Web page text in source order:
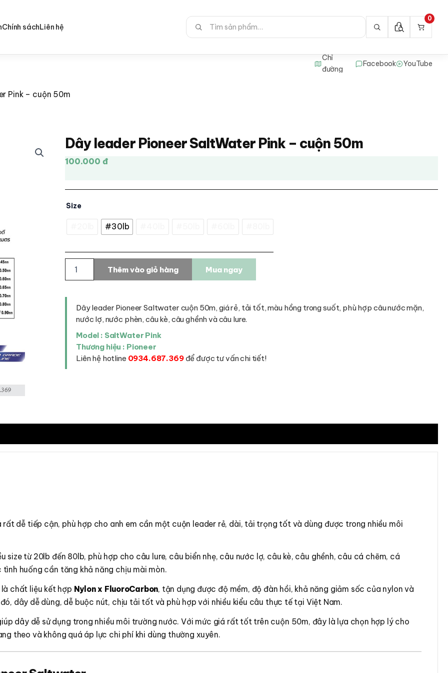
Chỉ
đường
Facebook YouTube
Chính sáchLiên hệ
Tìm
kiếm:
0
Pink – cuộn 50m
Dây leader Pioneer SaltWater Pink – cuộn 50m
100.000 đ
Size
#30lb
leader
Pioneer
Pink
cuộn
50m
Thêm vào giỏ hàng Mua ngay
Dây leader Pioneer Saltwater cuộn 50m, giá rẻ, tải tốt, màu hồng trong suốt, phù hợp câu nước mặn,
nước lợ, nước phèn, câu kè, câu ghềnh và câu lure.
Model : SaltWater Pink
Thương hiệu : Pioneer
Liên hệ hotline 0934.687.369để được tư vấn chi tiết!
dễ tiếp cận, phù hợp cho anh em cần một cuộn leader rẻ, dài, tải trọng tốt và dùng được trong nhiều môi
size từ 20lb đến 80lb, phù hợp cho câu lure, câu biển nhẹ, câu nước lợ, câu kè, câu ghềnh, câu cá chẽm, cá
huống cần tăng khả năng chịu mài mòn.
chất liệu kết hợp Nylon x FluoroCarbon, tận dụng được độ mềm, độ đàn hồi, khả năng giảm sốc của nylon và
dây dễ dùng, dễ buộc nút, chịu tải tốt và phù hợp với nhiều kiểu câu thực tế tại Việt Nam.
dây dễ sử dụng trong nhiều môi trường nước. Với mức giá rất tốt trên cuộn 50m, đây là lựa chọn hợp lý cho
theo và không quá áp lực chi phí khi dùng thường xuyên.